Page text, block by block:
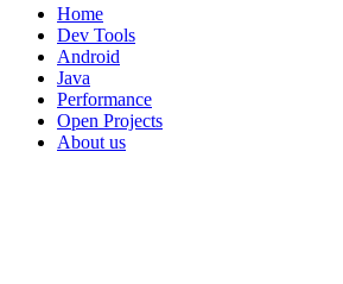
Skip
content
Home
Dev Tools
Android
Java
Performance
Open Projects
About us